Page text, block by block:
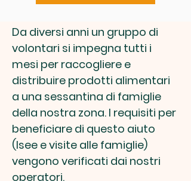
Da diversi anni un gruppo di
volontari si impegna tutti i
mesi per raccogliere e
distribuire prodotti alimentari
a una sessantina di famiglie
della nostra zona. I requisiti per
beneficiare di questo aiuto
(Isee e visite alle famiglie)
vengono verificati dai nostri
operatori.